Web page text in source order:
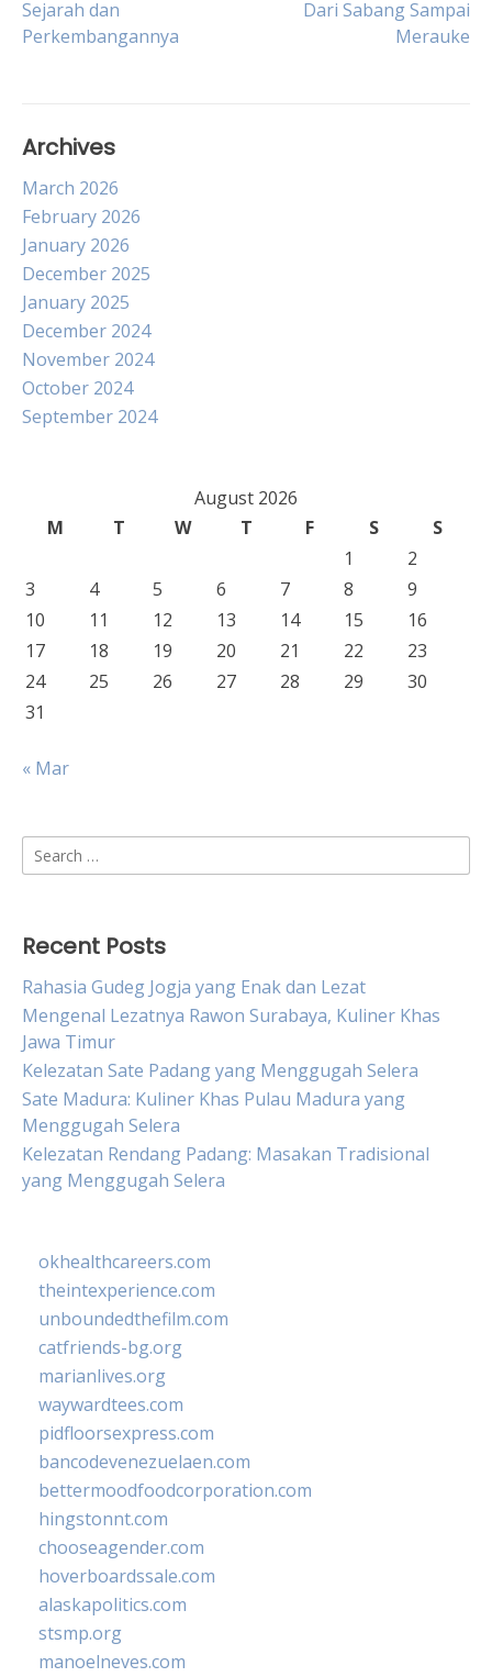
navigation
Sejarah dan
Perkembangannya
Dari Sabang Sampai
Merauke
Archives
March 2026
February 2026
January 2026
December 2025
January 2025
December 2024
November 2024
October 2024
September 2024
August 2026
M
T W T F S
S
1
2
3
4 5 6 7 8
9
10
11 12 13 14 15
16
17
18 19 20 21 22
23
24
25 26 27 28 29
30
31
« Mar
Search
for:
Recent Posts
Rahasia Gudeg Jogja yang Enak dan Lezat
Mengenal Lezatnya Rawon Surabaya, Kuliner Khas
Jawa Timur
Kelezatan Sate Padang yang Menggugah Selera
Sate Madura: Kuliner Khas Pulau Madura yang
Menggugah Selera
Kelezatan Rendang Padang: Masakan Tradisional
yang Menggugah Selera
okhealthcareers.com
theintexperience.com
unboundedthefilm.com
catfriends-bg.org
marianlives.org
waywardtees.com
pidfloorsexpress.com
bancodevenezuelaen.com
bettermoodfoodcorporation.com
hingstonnt.com
chooseagender.com
hoverboardssale.com
alaskapolitics.com
stsmp.org
manoelneves.com